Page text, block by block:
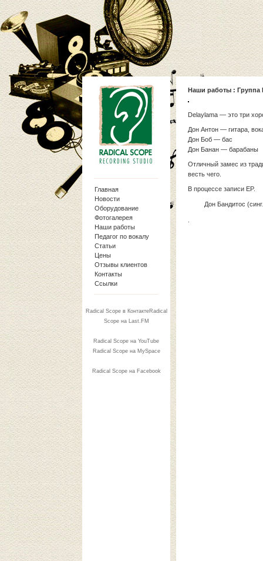
Главная
Новости
Оборудование
Фотогалерея
Наши работы
Педагог по вокалу
Статьи
Цены
Отзывы клиентов
Контакты
Ссылки
Radical Scope в КонтактеRadical
Scope на Last.FM
Radical Scope на YouTube
Radical Scope на MySpace
Radical Scope на Facebook
Наши работы : Группа
Delaylama — это три
Дон Антон — гитара,
Дон Боб — бас
Дон Банан — барабаны
Отличный замес из
весть чего.
В процессе записи EP.
Дон Бандитос